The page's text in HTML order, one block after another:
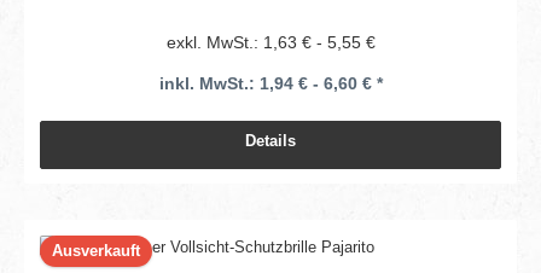
exkl. MwSt.: 1,63 € - 5,55 €
inkl. MwSt.: 1,94 € - 6,60 € *
Details
Ausverkauft